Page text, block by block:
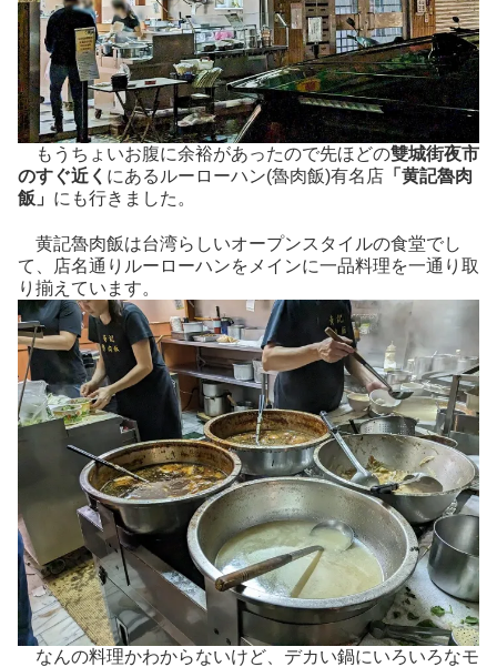
もうちょいお腹に余裕があったので先ほどの雙城街夜市
のすぐ近く にあるルーローハン(魯肉飯)有名店 「黄記魯肉
飯」 にも行きました。
黄記魯肉飯は台湾らしいオープンスタイルの食堂でし
て、店名通りルーローハンをメインに一品料理を一通り取
り揃えています。
なんの料理かわからないけど、デカい鍋にいろいろなモ